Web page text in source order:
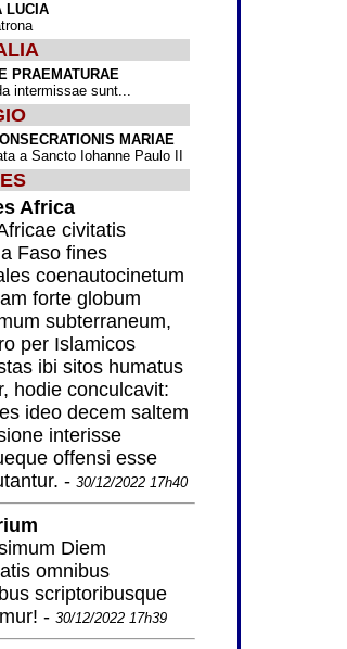
LUCIA
PRAEMATURAE
intermissae sunt...
MARIAE
a Sancto Iohanne Paulo II
Africa
civitatis
Faso fines
coenautocinetum
forte globum
subterraneum,
per Islamicos
ibi sitos humatus
hodie conculcavit:
ideo decem saltem
interisse
offensi esse
- 30/12/2022 17h40
Diem
omnibus
scriptoribusque
- 30/12/2022 17h39